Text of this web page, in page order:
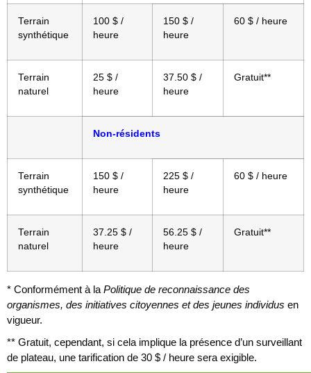
Terrain
synthétique
100 $ /
heure
150 $ /
heure
60 $ / heure
Terrain
naturel
25 $ /
heure
37.50 $ /
heure
Gratuit**
Non-résidents
Terrain
synthétique
150 $ /
heure
225 $ /
heure
60 $ / heure
Terrain
naturel
37.25 $ /
heure
56.25 $ /
heure
Gratuit**
* Conformément à la Politique de reconnaissance des
organismes, des initiatives citoyennes et des jeunes individus en
vigueur.
** Gratuit, cependant, si cela implique la présence d’un surveillant
de plateau, une tarification de 30 $ / heure sera exigible.